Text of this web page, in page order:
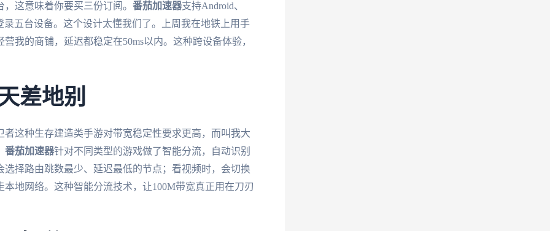
这意味着你要买三份订阅。 番茄加速器支持Android、
录五台设备。这个设计太懂我们了。上周我在地铁上用手
我的商铺，延迟都稳定在50ms以内。这种跨设备体验，
差地别
这种生存建造类手游对带宽稳定性要求更高，而叫我大
番茄加速器针对不同类型的游戏做了智能分流，自动识别
择路由跳数最少、延迟最低的节点；看视频时，会切换
地网络。这种智能分流技术，让100M带宽真正用在刀刃